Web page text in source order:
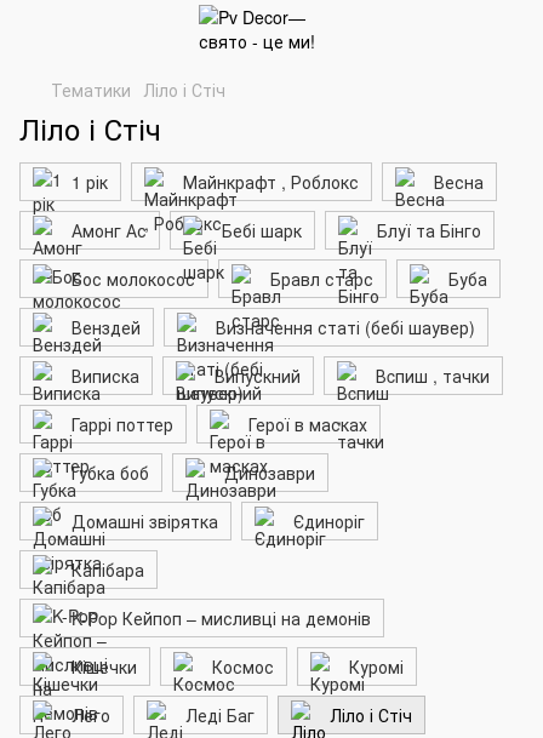
Тематики Ліло і Стіч
Ліло і Стіч
1 рік Майнкрафт , Роблокс
Весна
Амонг Ас
Бебі шарк
Блуї та Бінго
Бос молокосос
Бравл старс
Буба
Венздей
Визначення статі (бебі шаувер)
Виписка
Випускний
Вcпиш , тачки
Гаррі поттер
Герої в масках
Губка боб
Динозаври
Домашні звірятка
Єдиноріг
Капібара
K-Pop Кейпоп – мисливці на демонів
Кішечки
Космос
Куромі
Лего
Леді Баг
Ліло і Стіч